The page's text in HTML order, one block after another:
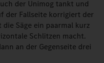
der Unimog tankt und
der Fallseite korrigiert der
Säge ein paarmal kurz
Schlitzen macht.
an der Gegenseite drei